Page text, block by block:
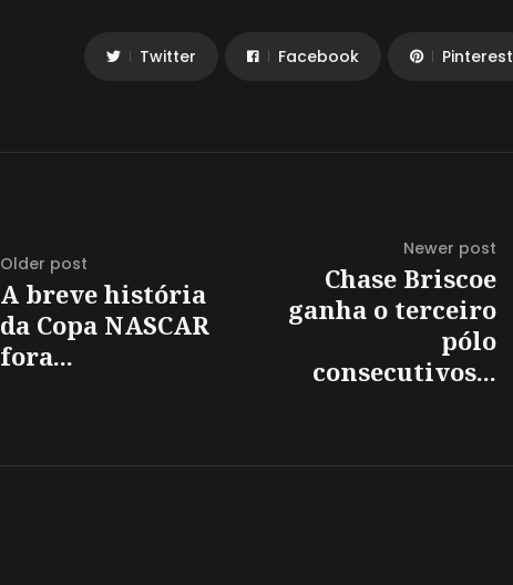
Twitter Facebook Pinterest
Older post
A breve história
da Copa NASCAR
fora...
Newer post
Chase Briscoe
ganha o terceiro
pólo
consecutivos...